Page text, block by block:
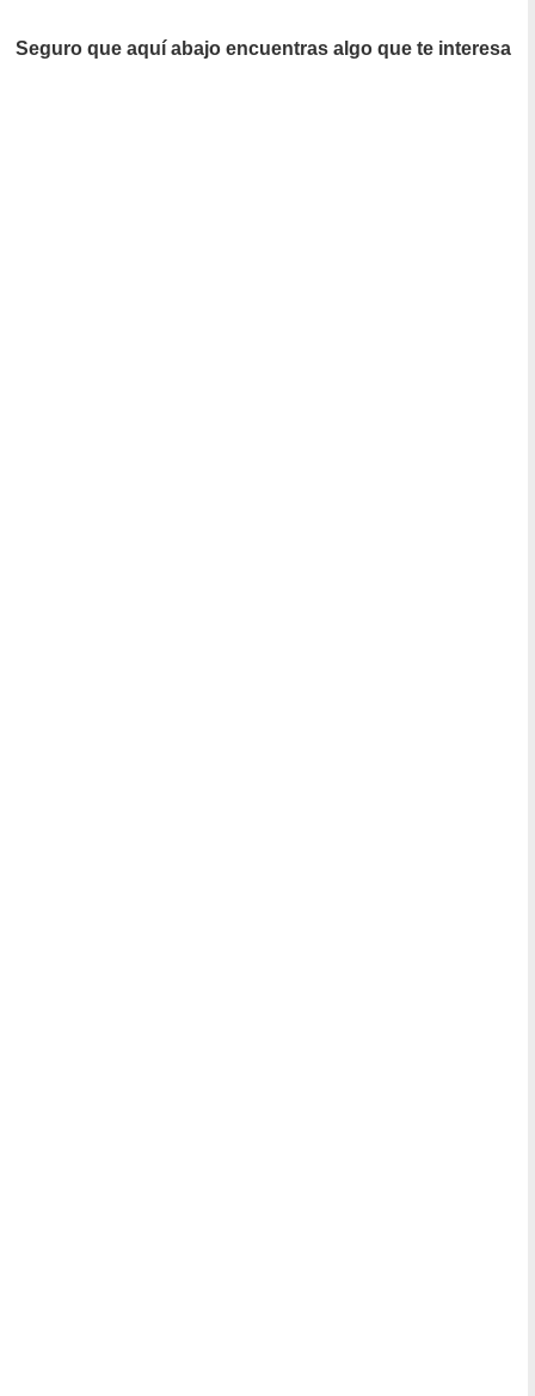
Seguro que aquí abajo encuentras algo que te interesa